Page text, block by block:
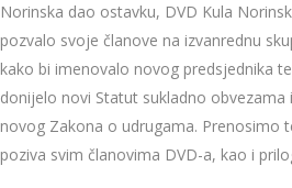
Norinska dao ostavku, DVD Kula
pozvalo svoje članove na izvanrednu
kako bi imenovalo novog predsjednika te
donijelo novi Statut sukladno obvezama
novog Zakona o udrugama. Prenosimo
poziva svim članovima DVD-a, kao i